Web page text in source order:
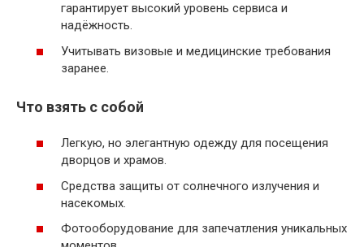
гарантирует высокий уровень сервиса и
надёжность.
Учитывать визовые и медицинские требования
заранее.
Что взять с собой
Легкую, но элегантную одежду для посещения
дворцов и храмов.
Средства защиты от солнечного излучения и
насекомых.
Фотооборудование для запечатления уникальных